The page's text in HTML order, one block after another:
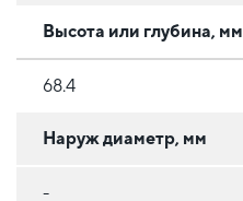
Высота или глубина, мм
68.4
Наруж диаметр, мм
-